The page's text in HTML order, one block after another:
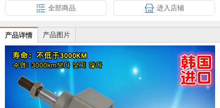
全部商品
进入店铺
产品详情 产品图片